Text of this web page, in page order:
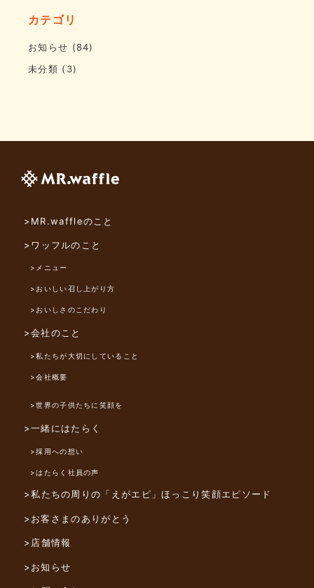
カテゴリ
お知らせ (84)
未分類 (3)
>MR.waffleのこと
>ワッフルのこと
>メニュー
>おいしい召し上がり方
>おいしさのこだわり
>会社のこと
>私たちが大切にしていること
>会社概要
>世界の子供たちに笑顔を
>一緒にはたらく
>採用への想い
>はたらく社員の声
>私たちの周りの「えがエピ」ほっこり笑顔エピソード
>お客さまのありがとう
>店舗情報
>お知らせ